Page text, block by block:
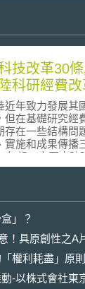
技改革30
科研經費改
年致力發展其
但在基礎研究經
存在一些結構問
實施和成果傳播
年起，中國大陸
費制度，以使科
動高品質發展
江蘇科技改革30
完整的實用手冊
改革30條，明
經費鬆綁及對科
改革措施。在科
」？
！具原創性之A
權利耗盡」原
-以株式會社東